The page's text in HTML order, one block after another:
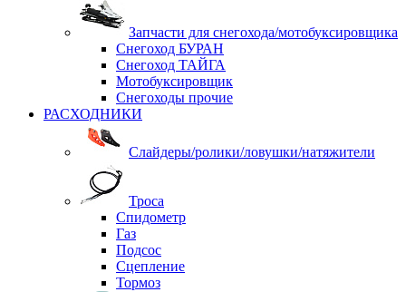
Запчасти для снегохода/мотобуксировщика
Снегоход БУРАН
Снегоход ТАЙГА
Мотобуксировщик
Снегоходы прочие
РАСХОДНИКИ
Слайдеры/ролики/ловушки/натяжители
Троса
Спидометр
Газ
Подсос
Сцепление
Тормоз